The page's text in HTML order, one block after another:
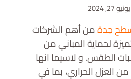
يونيو 27, 2024
جدةمن أهم الشركات
لحماية المباني من
الطقس. و لاسيما انها
العزل الحراري، بما في